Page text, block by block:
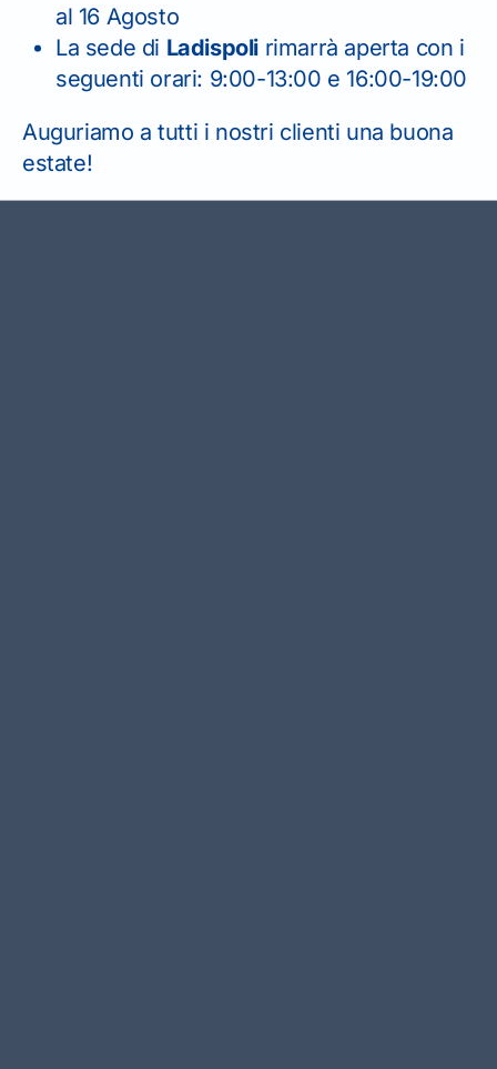
al 16 Agosto
La sede di Ladispoli rimarrà aperta con i
seguenti orari: 9:00-13:00 e 16:00-19:00
Auguriamo a tutti i nostri clienti una buona
estate!